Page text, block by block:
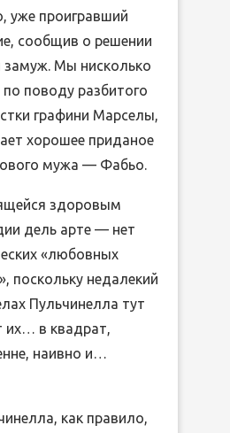
уже проигравший
сообщив о решении
замуж. Мы нисколько
поводу разбитого
графини Марселы,
хорошее приданое
мужа — Фабьо.
здоровым
дель арте — нет
«любовных
поскольку недалекий
Пульчинелла тут
в квадрат,
наивно и…
как правило,